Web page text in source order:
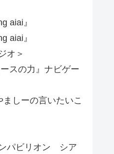
aiai』
aiai』
オ＞
スの力』ナビゲー
しーの言いたいこ
パビリオン シア